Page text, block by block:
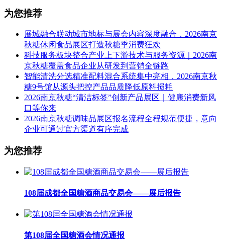
为您推荐
展城融合联动城市地标与展会内容深度融合，2026南京
秋糖休闲食品展区打造秋糖季消费狂欢
科技服务板块整合产业上下游技术与服务资源｜2026南
京秋糖覆盖食品企业从研发到营销全链路
智能清洗分选精准配料混合系统集中亮相，2026南京秋
糖9号馆从源头把控产品品质降低原料损耗
2026南京秋糖“清洁标签”创新产品展区｜健康消费新风
口等你来
2026南京秋糖调味品展区报名流程全程规范便捷，意向
企业可通过官方渠道有序完成
为您推荐
108届成都全国糖酒商品交易会——展后报告
第108届全国糖酒会情况通报